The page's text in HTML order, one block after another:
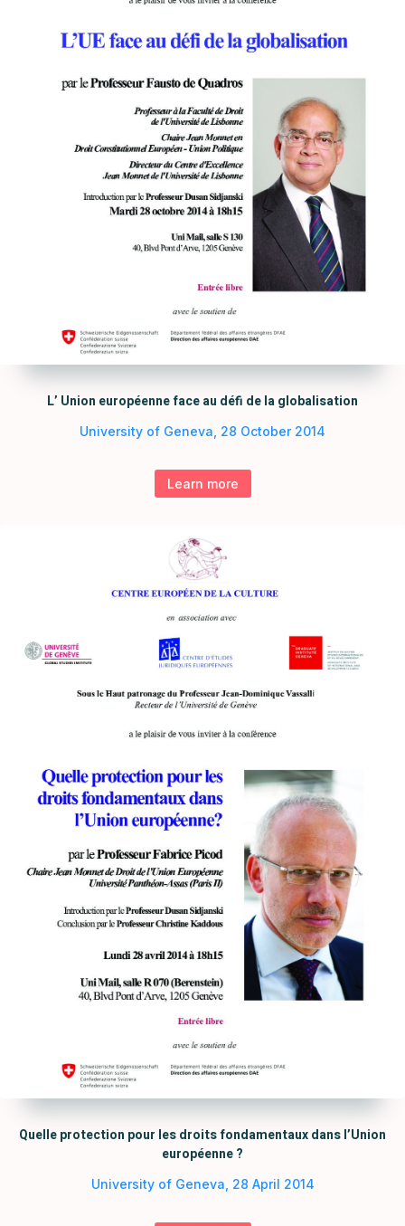
L’ Union européenne face au défi de la globalisation
University of Geneva, 28 October 2014
Learn more
Quelle protection pour les droits fondamentaux dans l’Union
européenne ?
University of Geneva, 28 April 2014